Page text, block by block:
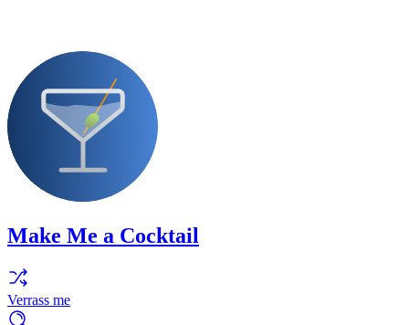
Make Me a Cocktail
Verrass me